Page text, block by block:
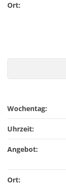
Ort:
Wochentag:
Uhrzeit:
Angebot:
Ort: